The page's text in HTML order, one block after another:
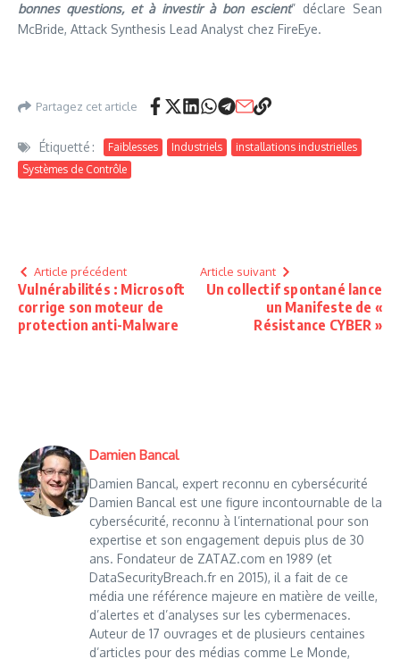
bonnes questions, et à investir à bon escient” déclare Sean
McBride, Attack Synthesis Lead Analyst chez FireEye.
Partagez cet article
Étiquetté : Faiblesses Industriels
installations industrielles
Systèmes de Contrôle
Article précédent
Vulnérabilités : Microsoft
corrige son moteur de
protection anti-Malware
Article suivant
Un collectif spontané lance
un Manifeste de «
Résistance CYBER »
Damien Bancal
Damien Bancal, expert reconnu en cybersécurité
Damien Bancal est une figure incontournable de la
cybersécurité, reconnu à l’international pour son
expertise et son engagement depuis plus de 30
ans. Fondateur de ZATAZ.com en 1989 (et
DataSecurityBreach.fr en 2015), il a fait de ce
média une référence majeure en matière de veille,
d’alertes et d’analyses sur les cybermenaces.
Auteur de 17 ouvrages et de plusieurs centaines
d’articles pour des médias comme Le Monde,